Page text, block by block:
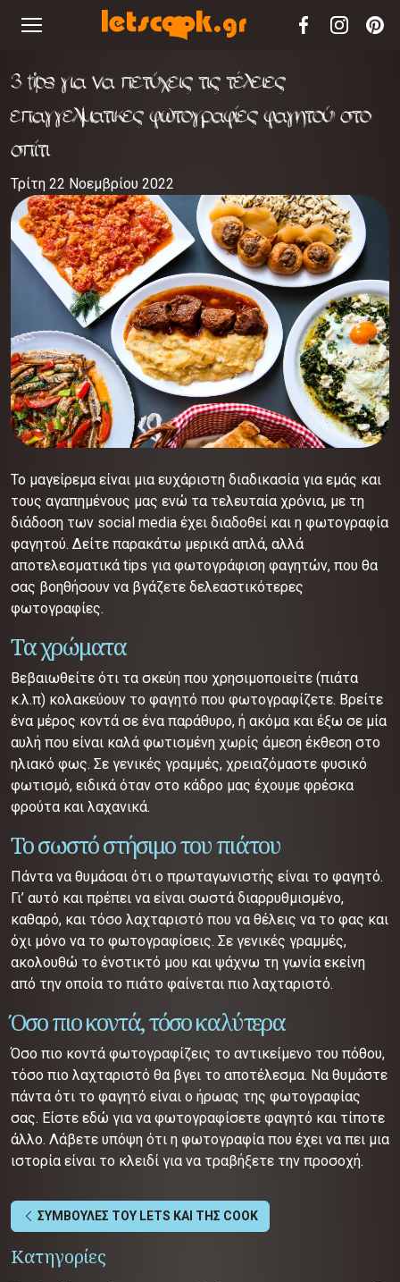
3 tips για να πετύχεις τις τέλειες
επαγγελματικες φωτογραφίες φαγητού στο
σπίτι
Τρίτη 22 Νοεμβρίου 2022
Το μαγείρεμα είναι μια ευχάριστη διαδικασία για εμάς και
τους αγαπημένους μας ενώ τα τελευταία χρόνια, με τη
διάδοση των social media έχει διαδοθεί και η φωτογραφία
φαγητού. Δείτε παρακάτω μερικά απλά, αλλά
αποτελεσματικά tips για φωτογράφιση φαγητών, που θα
σας βοηθήσουν να βγάζετε δελεαστικότερες
φωτογραφίες.
Τα χρώματα
Βεβαιωθείτε ότι τα σκεύη που χρησιμοποιείτε (πιάτα
κ.λ.π) κολακεύουν το φαγητό που φωτογραφίζετε. Βρείτε
ένα μέρος κοντά σε ένα παράθυρο, ή ακόμα και έξω σε μία
αυλή που είναι καλά φωτισμένη χωρίς άμεση έκθεση στο
ηλιακό φως. Σε γενικές γραμμές, χρειαζόμαστε φυσικό
φωτισμό, ειδικά όταν στο κάδρο μας έχουμε φρέσκα
φρούτα και λαχανικά.
Το σωστό στήσιμο του πιάτου
Πάντα να θυμάσαι ότι ο πρωταγωνιστής είναι το φαγητό.
Γι’ αυτό και πρέπει να είναι σωστά διαρρυθμισμένο,
καθαρό, και τόσο λαχταριστό που να θέλεις να το φας και
όχι μόνο να το φωτογραφίσεις. Σε γενικές γραμμές,
ακολουθώ το ένστικτό μου και ψάχνω τη γωνία εκείνη
από την οποία το πιάτο φαίνεται πιο λαχταριστό.
Όσο πιο κοντά, τόσο καλύτερα
Όσο πιο κοντά φωτογραφίζεις το αντικείμενο του πόθου,
τόσο πιο λαχταριστό θα βγει το αποτέλεσμα. Να θυμάστε
πάντα ότι το φαγητό είναι ο ήρωας της φωτογραφίας
σας. Είστε εδώ για να φωτογραφίσετε φαγητό και τίποτε
άλλο. Λάβετε υπόψη ότι η φωτογραφία που έχει να πει μια
ιστορία είναι το κλειδί για να τραβήξετε την προσοχή.
ΣΥΜΒΟΥΛΕΣ ΤΟΥ LETS ΚΑΙ ΤΗΣ COOK
Κατηγορίες